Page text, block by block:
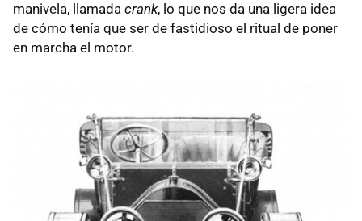
manivela, llamada crank, lo que nos da una ligera idea
de cómo tenía que ser de fastidioso el ritual de poner
en marcha el motor.